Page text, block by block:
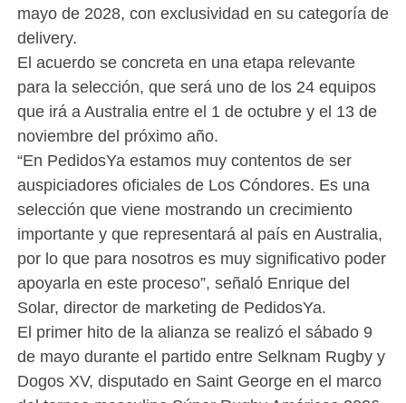
mayo de 2028, con exclusividad en su categoría de
delivery.
El acuerdo se concreta en una etapa relevante
para la selección, que será uno de los 24 equipos
que irá a Australia entre el 1 de octubre y el 13 de
noviembre del próximo año.
“En PedidosYa estamos muy contentos de ser
auspiciadores oficiales de Los Cóndores. Es una
selección que viene mostrando un crecimiento
importante y que representará al país en Australia,
por lo que para nosotros es muy significativo poder
apoyarla en este proceso”, señaló Enrique del
Solar, director de marketing de PedidosYa.
El primer hito de la alianza se realizó el sábado 9
de mayo durante el partido entre Selknam Rugby y
Dogos XV, disputado en Saint George en el marco